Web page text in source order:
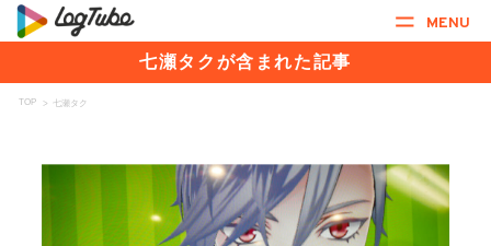
MENU
七瀬タクが含まれた記事
TOP > 七瀬タク